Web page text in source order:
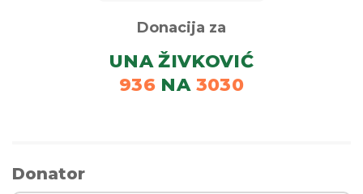
Donacija za
UNA ŽIVKOVIĆ
936 NA 3030
Donator